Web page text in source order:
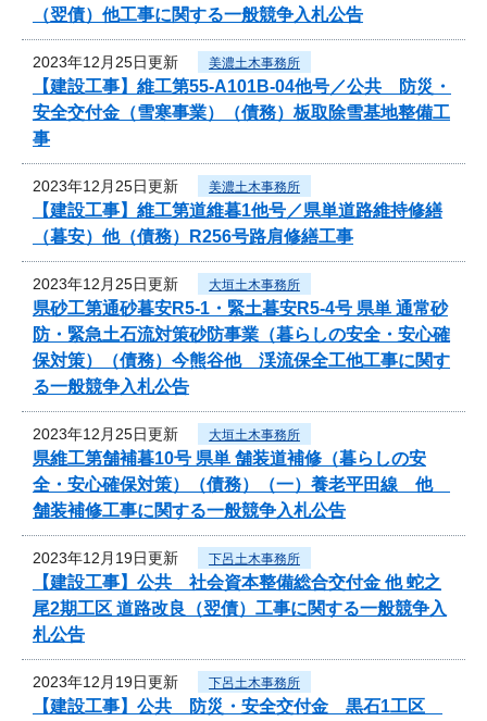
（翌債）他工事に関する一般競争入札公告
2023年12月25日更新 美濃土木事務所
【建設工事】維工第55-A101B-04他号／公共 防災・
安全交付金（雪寒事業）（債務）板取除雪基地整備工
事
2023年12月25日更新 美濃土木事務所
【建設工事】維工第道維暮1他号／県単道路維持修繕
（暮安）他（債務）R256号路肩修繕工事
2023年12月25日更新 大垣土木事務所
県砂工第通砂暮安R5-1・緊土暮安R5-4号 県単 通常砂
防・緊急土石流対策砂防事業（暮らしの安全・安心確
保対策）（債務）今熊谷他 渓流保全工他工事に関す
る一般競争入札公告
2023年12月25日更新 大垣土木事務所
県維工第舗補暮10号 県単 舗装道補修（暮らしの安
全・安心確保対策）（債務）（一）養老平田線 他
舗装補修工事に関する一般競争入札公告
2023年12月19日更新 下呂土木事務所
【建設工事】公共 社会資本整備総合交付金 他 蛇之
尾2期工区 道路改良（翌債）工事に関する一般競争入
札公告
2023年12月19日更新 下呂土木事務所
【建設工事】公共 防災・安全交付金 黒石1工区